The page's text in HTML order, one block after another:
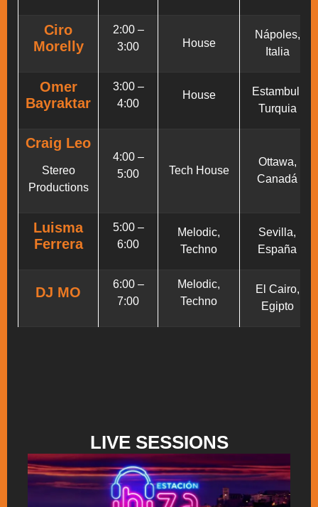
Ciro
Morelly
2:00 –
3:00
House
Nápoles,
Italia
Omer
Bayraktar
3:00 –
4:00
House
Estambul,
Turquia
Craig Leo
Stereo
Productions
4:00 –
5:00
Tech House
Ottawa,
Canadá
Luisma
Ferrera
5:00 –
6:00
Melodic,
Techno
Sevilla,
España
DJ MO
6:00 –
7:00
Melodic,
Techno
El Cairo,
Egipto
LIVE SESSIONS